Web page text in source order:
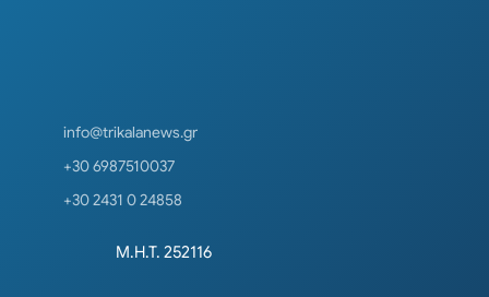
info@trikalanews.gr
+30 6987510037
+30 2431 0 24858
Μ.Η.Τ. 252116